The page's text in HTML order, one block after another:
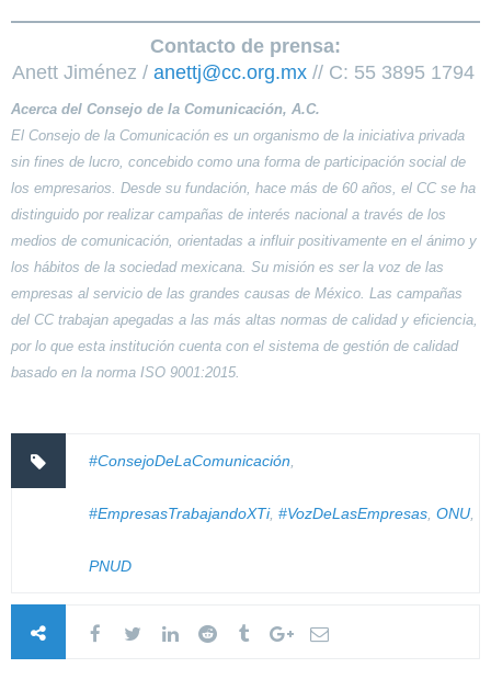
Contacto de prensa:
Anett Jiménez / anettj@cc.org.mx// C: 55 3895 1794
Acerca del Consejo de la Comunicación, A.C.
El Consejo de la Comunicación es un organismo de la iniciativa privada
sin fines de lucro, concebido como una forma de participación social de
los empresarios. Desde su fundación, hace más de 60 años, el CC se ha
distinguido por realizar campañas de interés nacional a través de los
medios de comunicación, orientadas a influir positivamente en el ánimo y
los hábitos de la sociedad mexicana. Su misión es ser la voz de las
empresas al servicio de las grandes causas de México. Las campañas
del CC trabajan apegadas a las más altas normas de calidad y eficiencia,
por lo que esta institución cuenta con el sistema de gestión de calidad
basado en la norma ISO 9001:2015.
#ConsejoDeLaComunicación
#EmpresasTrabajandoXTi, #VozDeLasEmpresas ONU
PNUD